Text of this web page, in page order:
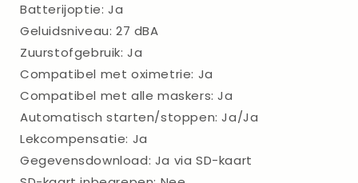
Batterijoptie: Ja
Geluidsniveau: 27 dBA
Zuurstofgebruik: Ja
Compatibel met oximetrie: Ja
Compatibel met alle maskers: Ja
Automatisch starten/stoppen: Ja/Ja
Lekcompensatie: Ja
Gegevensdownload: Ja via SD-kaart